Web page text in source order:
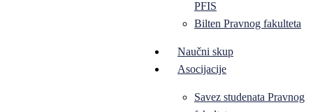
PFIS
Bilten Pravnog fakulteta
Naučni skup
Asocijacije
Savez studenata Pravnog